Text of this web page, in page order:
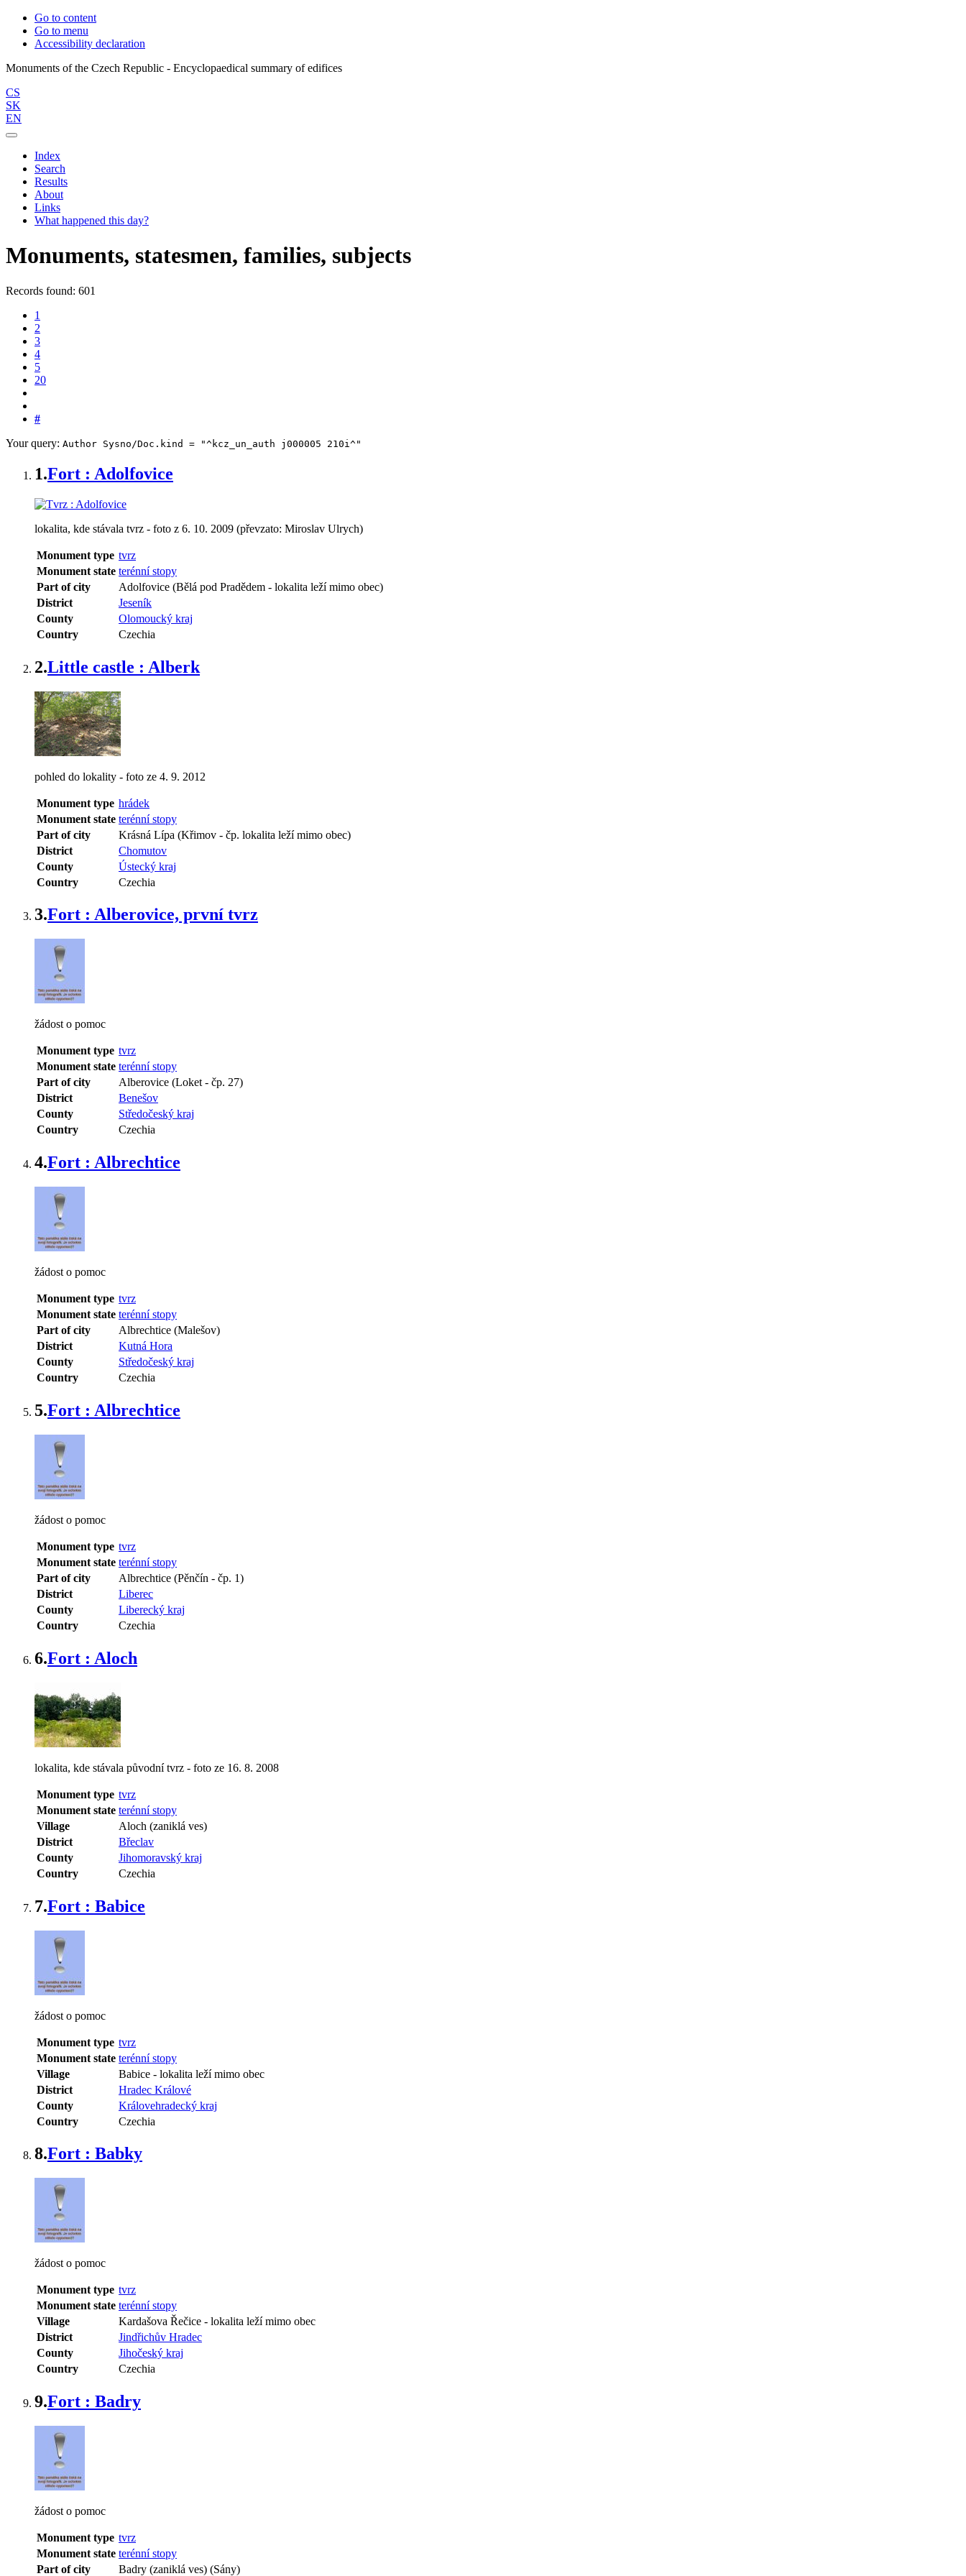
Go to content
Go to menu
Accessibility declaration
CS
SK
EN
Index
Search
Results
About
Links
What happened this day?
Monuments, statesmen, families, subjects
Records found: 601
1
2
3
4
5
20
#
Your query: Author Sysno/Doc.kind = "^kcz_un_auth j000005 210i^"
1.Fort : Adolfovice
lokalita, kde stávala tvrz - foto z 6. 10. 2009 (převzato: Miroslav Ulrych)
Monument type tvrz
Monument state terénní stopy
Part of city
Adolfovice (Bělá pod Pradědem - lokalita leží mimo obec)
District
Jeseník
County
Olomoucký kraj
Country
Czechia
2.Little castle : Alberk
pohled do lokality - foto ze 4. 9. 2012
Monument type hrádek
Monument state terénní stopy
Part of city
Krásná Lípa (Křimov - čp. lokalita leží mimo obec)
District
Chomutov
County
Ústecký kraj
Country
Czechia
3.Fort : Alberovice, první tvrz
žádost o pomoc
Monument type tvrz
Monument state terénní stopy
Part of city
Alberovice (Loket - čp. 27)
District
Benešov
County
Středočeský kraj
Country
Czechia
4.Fort : Albrechtice
žádost o pomoc
Monument type tvrz
Monument state terénní stopy
Part of city
Albrechtice (Malešov)
District
Kutná Hora
County
Středočeský kraj
Country
Czechia
5.Fort : Albrechtice
žádost o pomoc
Monument type tvrz
Monument state terénní stopy
Part of city
Albrechtice (Pěnčín - čp. 1)
District
Liberec
County
Liberecký kraj
Country
Czechia
6.Fort : Aloch
lokalita, kde stávala původní tvrz - foto ze 16. 8. 2008
Monument type tvrz
Monument state terénní stopy
Village
Aloch (zaniklá ves)
District
Břeclav
County
Jihomoravský kraj
Country
Czechia
7.Fort : Babice
žádost o pomoc
Monument type tvrz
Monument state terénní stopy
Village
Babice - lokalita leží mimo obec
District
Hradec Králové
County
Královehradecký kraj
Country
Czechia
8.Fort : Babky
žádost o pomoc
Monument type tvrz
Monument state terénní stopy
Village
Kardašova Řečice - lokalita leží mimo obec
District
Jindřichův Hradec
County
Jihočeský kraj
Country
Czechia
9.Fort : Badry
žádost o pomoc
Monument type tvrz
Monument state terénní stopy
Part of city
Badry (zaniklá ves) (Sány)